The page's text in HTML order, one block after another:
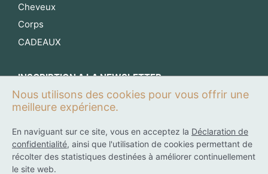
Cheveux
Corps
CADEAUX
INSCRIPTION A LA NEWSLETTER
S’inscrire maintenant
0
Nous utilisons des cookies pour vous offrir une
meilleure expérience.
En naviguant sur ce site, vous en acceptez la Déclaration de
confidentialité, ainsi que l'utilisation de cookies permettant de
récolter des statistiques destinées à améliorer continuellement
le site web.